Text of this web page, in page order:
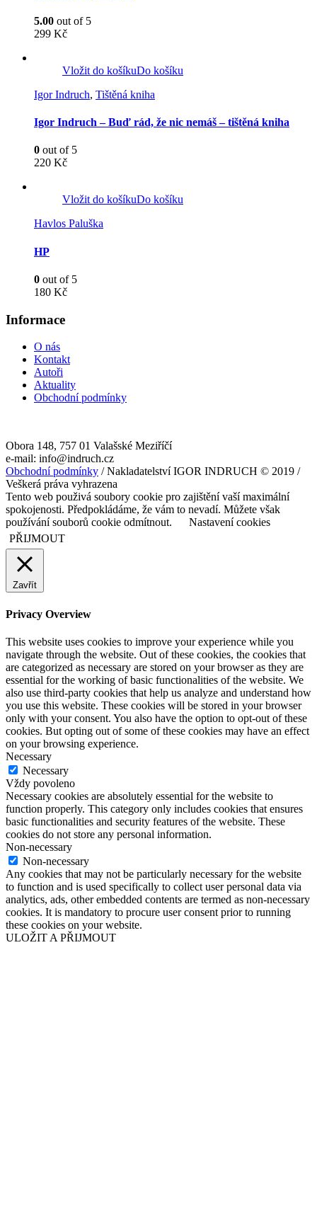
5.00 out of 5
299 Kč
Vložit do košíkuDo košíku
Igor Indruch, Tištěná kniha
Igor Indruch – Buď rád, že nic nemáš – tištěná kniha
0 out of 5
220 Kč
Vložit do košíkuDo košíku
Havlos Paluška
HP
0 out of 5
180 Kč
Informace
O nás
Kontakt
Autoři
Aktuality
Obchodní podmínky
Obora 148, 757 01 Valašské Meziříčí
e-mail: info@indruch.cz
Obchodní podmínky / Nakladatelství IGOR INDRUCH © 2019 /
Veškerá práva vyhrazena
Tento web použivá soubory cookie pro zajištění vaší maximální
spokojenosti. Předpokládáme, že vám to nevadí. Můžete však
používání souborů cookie odmítnout.
Nastavení cookies
PŘIJMOUT
Zavřít
Privacy Overview
This website uses cookies to improve your experience while you
navigate through the website. Out of these cookies, the cookies that
are categorized as necessary are stored on your browser as they are
essential for the working of basic functionalities of the website. We
also use third-party cookies that help us analyze and understand how
you use this website. These cookies will be stored in your browser
only with your consent. You also have the option to opt-out of these
cookies. But opting out of some of these cookies may have an effect
on your browsing experience.
Necessary
Necessary
Vždy povoleno
Necessary cookies are absolutely essential for the website to
function properly. This category only includes cookies that ensures
basic functionalities and security features of the website. These
cookies do not store any personal information.
Non-necessary
Non-necessary
Any cookies that may not be particularly necessary for the website
to function and is used specifically to collect user personal data via
analytics, ads, other embedded contents are termed as non-necessary
cookies. It is mandatory to procure user consent prior to running
these cookies on your website.
ULOŽIT A PŘIJMOUT